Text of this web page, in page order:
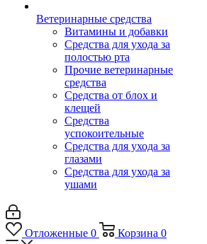
Ветеринарные средства
Витамины и добавки
Средства для ухода за
полостью рта
Прочие ветеринарные
средства
Средства от блох и
клещей
Средства
успокоительные
Средства для ухода за
глазами
Средства для ухода за
ушами
Отложенные 0 Корзина 0